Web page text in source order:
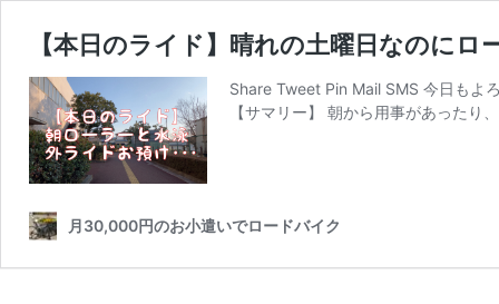
【本日のライド】晴れの土曜日なのに
Share Tweet Pin Mail SMS 今日
【サマリー】 朝から用事があった
月30,000円のお小遣いでロードバイク